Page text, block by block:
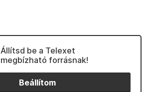
Állítsd be a Telexet
megbízható forrásnak!
Beállítom